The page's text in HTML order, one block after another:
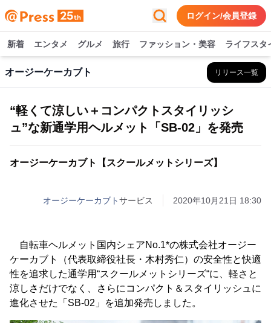
ログイン/会員登録
新着 エンタメ グルメ 旅行 ファッション・美容 ライフスタ
オージーケーカブト リリース一覧
“軽くて涼しい＋コンパクトスタイリッシ
ュ”な新通学用ヘルメット「SB-02」を発売
オージーケーカブト【スクールメットシリーズ】
オージーケーカブトサービス 2020年10月21日 18:30
自転車ヘルメット国内シェアNo.1*の株式会社オージー
ケーカブト（代表取締役社長・木村秀仁）の安全性と快適
性を追求した通学用“スクールメットシリーズ“に、軽さと
涼しさだけでなく、さらにコンパクト＆スタイリッシュに
進化させた「SB-02」を追加発売しました。